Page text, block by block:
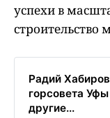
успехи в
строительство
Радий
горсовета
другие...